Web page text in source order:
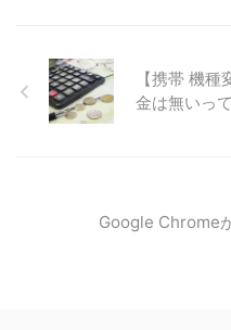
【携帯 機
金は無いっ
Google Chrome